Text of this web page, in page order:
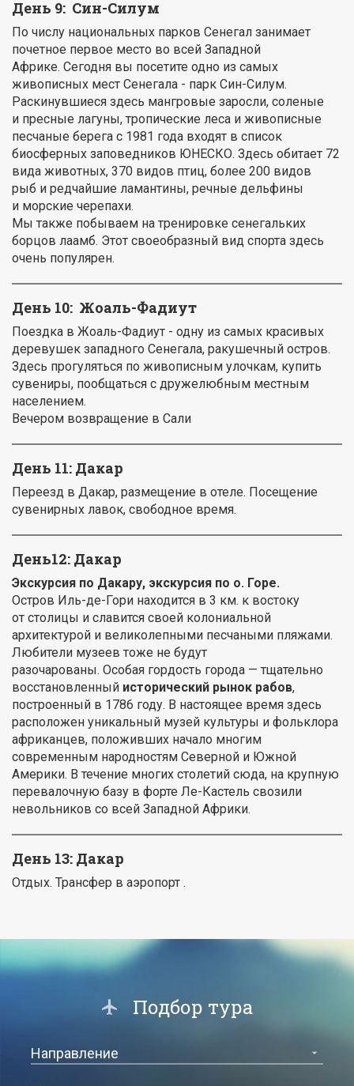
День 9: Син-Силум
По числу национальных парков Сенегал занимает
почетное первое место во всей Западной
Африке. Сегодня вы посетите одно из самых
живописных мест Сенегала - парк Син-Силум.
Раскинувшиеся здесь мангровые заросли, соленые
и пресные лагуны, тропические леса и живописные
песчаные берега с 1981 года входят в список
биосферных заповедников ЮНЕСКО. Здесь обитает 72
вида животных, 370 видов птиц, более 200 видов
рыб и редчайшие ламантины, речные дельфины
и морские черепахи.
Мы также побываем на тренировке сенегальких
борцов лаамб. Этот своеобразный вид спорта здесь
очень популярен.
День 10: Жоаль-Фадиут
Поездка в Жоаль-Фадиут - одну из самых красивых
деревушек западного Сенегала, ракушечный остров.
Здесь прогуляться по живописным улочкам, купить
сувениры, пообщаться с дружелюбным местным
населением.
Вечером возвращение в Сали
День 11: Дакар
Переезд в Дакар, размещение в отеле. Посещение
сувенирных лавок, свободное время.
День12: Дакар
Экскурсия по Дакару, экскурсия по о. Горе.
Остров Иль-де-Гори находится в 3 км. к востоку
от столицы и славится своей колониальной
архитектурой и великолепными песчаными пляжами.
Любители музеев тоже не будут
разочарованы. Особая гордость города — тщательно
восстановленный исторический рынок рабов,
построенный в 1786 году. В настоящее время здесь
расположен уникальный музей культуры и фольклора
африканцев, положивших начало многим
современным народностям Северной и Южной
Америки. В течение многих столетий сюда, на крупную
перевалочную базу в форте Ле-Кастель свозили
невольников со всей Западной Африки.
День 13: Дакар
Отдых. Трансфер в аэропорт .
Подбор тура